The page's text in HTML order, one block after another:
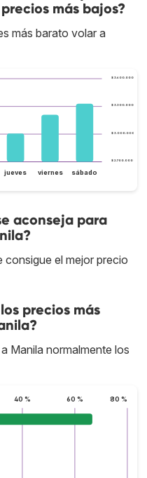
más bajos?
más barato volar a
$ 2.700.000
$ 3.000.000
$ 3.300.000
$ 3.600.000
jueves viernes sábado
aconseja para
consigue el mejor precio
precios más
Manila normalmente los
40 % 60 % 80 %